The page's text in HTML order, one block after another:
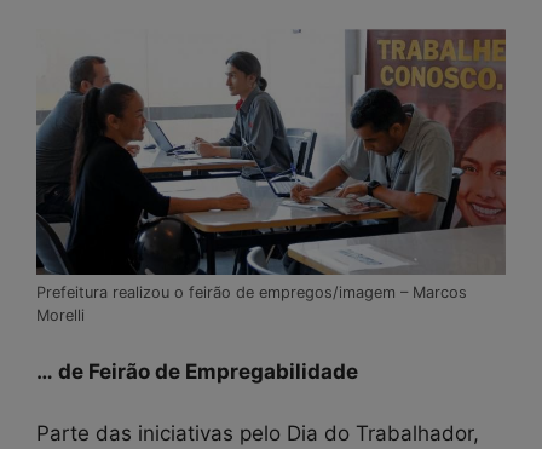
Prefeitura realizou o feirão de empregos/imagem – Marcos
Morelli
… de Feirão de Empregabilidade
Parte das iniciativas pelo Dia do Trabalhador,